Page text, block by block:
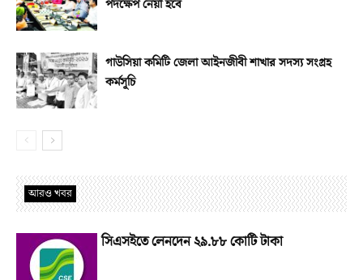
পদক্ষেপ নেয়া হবে
গাউসিয়া কমিটি জেলা আইনজীবী শাখার সদস্য সংগ্রহ
কর্মসূচি
আরও খবর
সিএসইতে লেনদেন ২৯.৮৮ কোটি টাকা